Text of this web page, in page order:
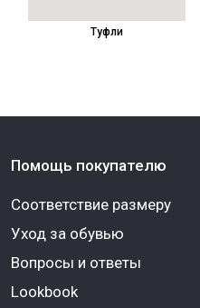
Туфли
Помощь покупателю
Соответствие размеру
Уход за обувью
Вопросы и ответы
Lookbook